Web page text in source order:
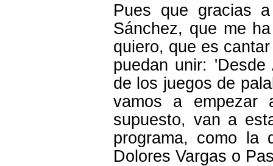
Pues que gracias
Sánchez, que me
quiero, que es
puedan unir:
de los juegos de
vamos a
supuesto, van a
programa, como la
Dolores Vargas o